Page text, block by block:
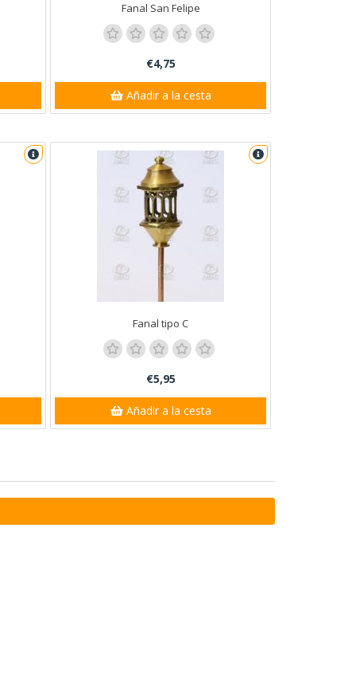
Fanal San Felipe
€4,75
Añadir a la cesta
Fanal tipo C
€5,95
Añadir a la cesta